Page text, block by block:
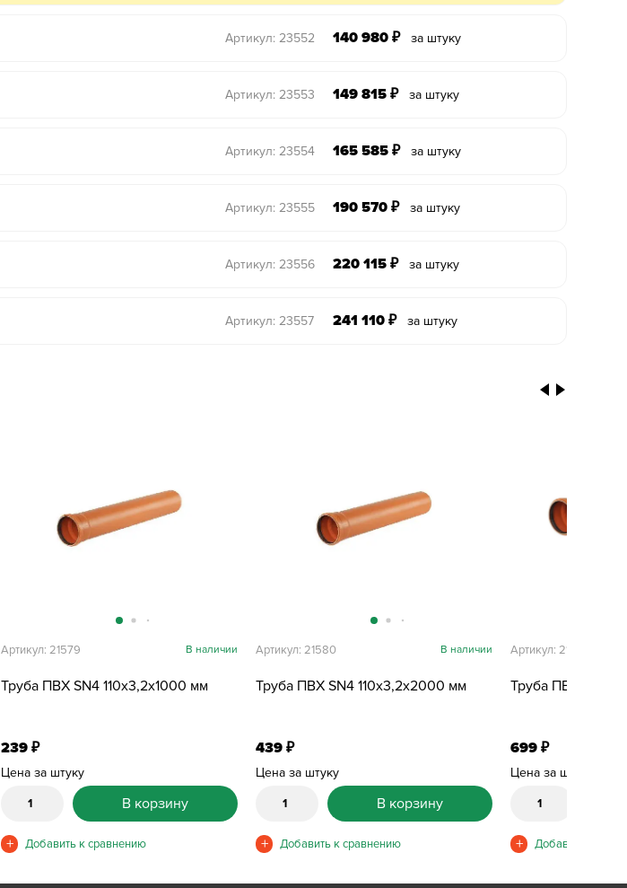
Артикул: 23552 140 980 ₽ за штуку
Артикул: 23553 149 815 ₽ за штуку
Артикул: 23554 165 585 ₽ за штуку
Артикул: 23555 190 570 ₽ за штуку
Артикул: 23556 220 115 ₽ за штуку
Артикул: 23557 241 110 ₽ за штуку
Труба ПВХ SN4 110х3,2х1000 мм
Артикул: 21579 В наличии
239₽
Цена за штуку
В корзину
Труба ПВХ SN4 110х3,2х2000 мм
Артикул: 21580 В наличии
439₽
Цена за штуку
В корзину
Труба ПВХ SN4
Артикул: 21581
699₽
Цена за штуку